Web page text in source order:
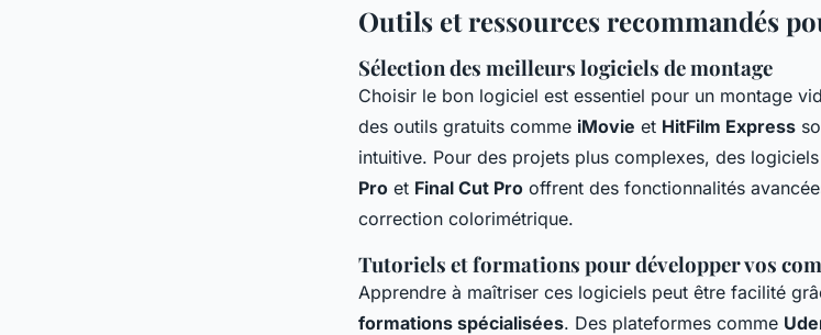
Outils et ressources recommandés
Sélection des meilleurs logiciels de montage
Choisir le bon logiciel est essentiel pour un montage
des outils gratuits comme iMovie et HitFilm Express
intuitive. Pour des projets plus complexes, des
Pro et Final Cut Pro offrent des fonctionnalités
correction colorimétrique.
Tutoriels et formations pour développer vos
Apprendre à maîtriser ces logiciels peut être facilité
formations spécialisées. Des plateformes comme